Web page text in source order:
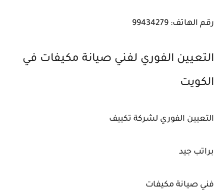
رقم الهاتف: 99434279
التعيين الفوري لفني صيانة مكيفات في
الكويت
التعيين الفوري لشركة تكييف
براتب جيد
فني صيانة مكيفات